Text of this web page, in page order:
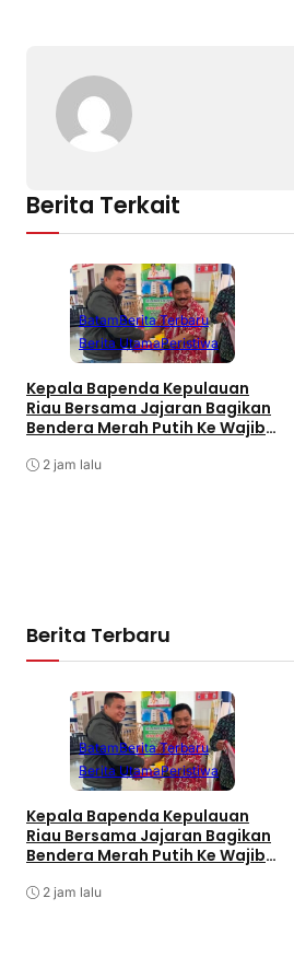
Berita Terkait
BatamBerita Terbaru
Berita UtamaPeristiwa
Kepala Bapenda Kepulauan
Riau Bersama Jajaran Bagikan
Bendera Merah Putih Ke Wajib
Kantor Samsat
2 jam lalu
Berita Terbaru
BatamBerita Terbaru
Berita UtamaPeristiwa
Kepala Bapenda Kepulauan
Riau Bersama Jajaran Bagikan
Bendera Merah Putih Ke Wajib
Kantor Samsat
2 jam lalu